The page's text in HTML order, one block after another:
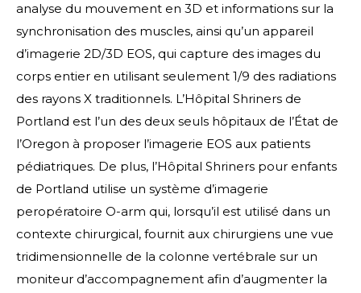
analyse du mouvement en 3D et informations sur la
synchronisation des muscles, ainsi qu’un appareil
d’imagerie 2D/3D EOS, qui capture des images du
corps entier en utilisant seulement 1/9 des radiations
des rayons X traditionnels. L’Hôpital Shriners de
Portland est l’un des deux seuls hôpitaux de l’État de
l’Oregon à proposer l’imagerie EOS aux patients
pédiatriques. De plus, l’Hôpital Shriners pour enfants
de Portland utilise un système d’imagerie
peropératoire O-arm qui, lorsqu’il est utilisé dans un
contexte chirurgical, fournit aux chirurgiens une vue
tridimensionnelle de la colonne vertébrale sur un
moniteur d’accompagnement afin d’augmenter la